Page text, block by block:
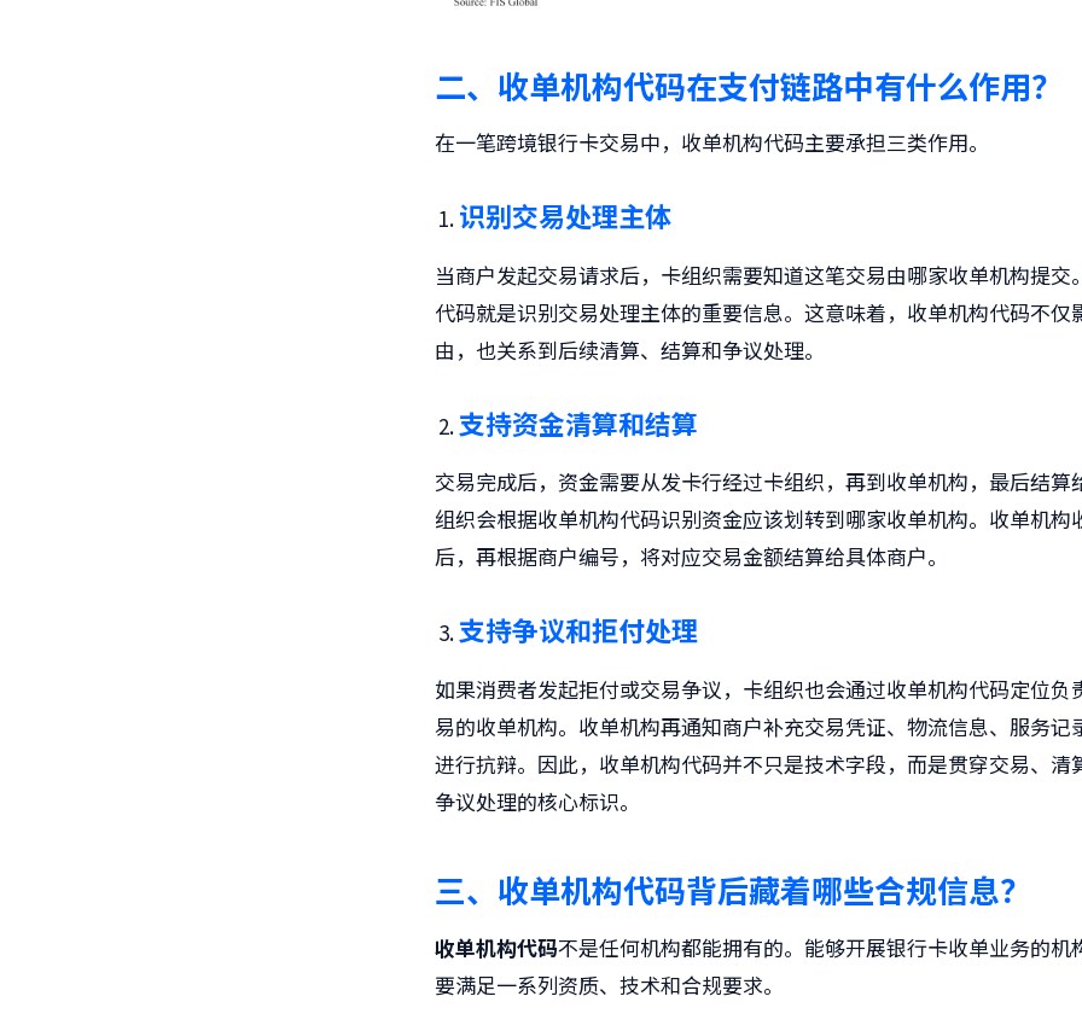
二、 收单机构代码在支付链路中有什么作用？
在一笔跨境银行卡交易中，收单机构代码主要承担三类作用。
识别交易处理主体
当商户发起交易请求后，卡组织需要知道这笔交易由哪家收单机构提交
代码就是识别交易处理主体的重要信息。这意味着，收单机构代码不仅
由，也关系到后续清算、结算和争议处理。
支持资金清算和结算
交易完成后，资金需要从发卡行经过卡组织，再到收单机构，最后结算
组织会根据收单机构代码识别资金应该划转到哪家收单机构。收单机构
后，再根据商户编号，将对应交易金额结算给具体商户。
支持争议和拒付处理
如果消费者发起拒付或交易争议，卡组织也会通过收单机构代码定位负
易的收单机构。收单机构再通知商户补充交易凭证、物流信息、服务记
进行抗辩。因此，收单机构代码并不只是技术字段，而是贯穿交易、清
争议处理的核心标识。
三、 收单机构代码背后藏着哪些合规信息？
收单机构代码不是任何机构都能拥有的。能够开展银行卡收单业务的机
要满足一系列资质、技术和合规要求。